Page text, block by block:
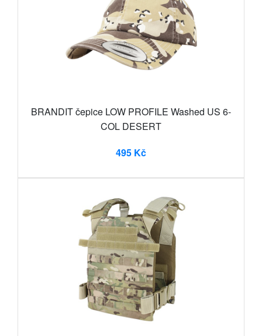
BRANDIT čepice LOW PROFILE Washed US 6-
COL DESERT
495 Kč